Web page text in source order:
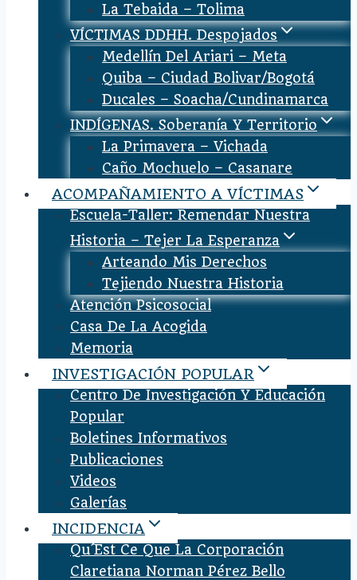
La Tebaida – Tolima
VÍCTIMAS DDHH. Despojados
Medellín Del Ariari – Meta
Quiba – Ciudad Bolivar/Bogotá
Ducales – Soacha/Cundinamarca
INDÍGENAS. Soberanía Y Territorio
La Primavera – Vichada
Caño Mochuelo – Casanare
ACOMPAÑAMIENTO A VÍCTIMAS
Escuela-Taller: Remendar Nuestra
Historia – Tejer La Esperanza
Arteando Mis Derechos
Tejiendo Nuestra Historia
Atención Psicosocial
Casa De La Acogida
Memoria
INVESTIGACIÓN POPULAR
Centro De Investigación Y Educación
Popular
Boletines Informativos
Publicaciones
Videos
Galerías
INCIDENCIA
Qu´est Ce Que La Corporación
Claretiana Norman Pérez Bello